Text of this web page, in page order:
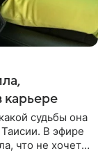
карьере
судьбы она
В эфире
что не хочет